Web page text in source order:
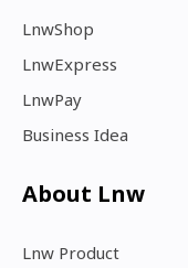
LnwShop
LnwExpress
LnwPay
Business Idea
About Lnw​
Lnw Product